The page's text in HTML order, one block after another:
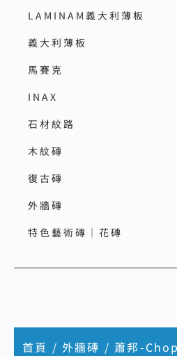
LAMINAM義大利薄板
義大利薄板
馬賽克
INAX
石材紋路
木紋磚
復古磚
外牆磚
特色藝術磚｜花磚
首頁 /外牆磚 / 蕭邦-